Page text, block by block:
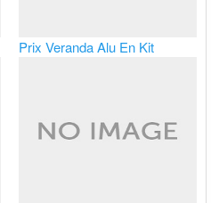
Prix Veranda Alu En Kit